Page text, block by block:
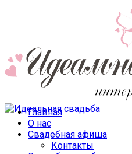
Главная
О нас
Свадебная афиша
Контакты